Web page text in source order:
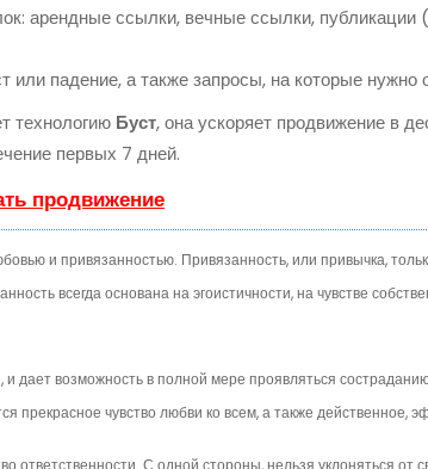
арендные ссылки, вечные ссылки, публикации
падение, а также запросы, на которые нужно
технологию Буст, она ускоряет продвижение в
первых 7 дней.
продвижение
и привязанностью. Привязанность, или привычка,
всегда основана на эгоистичнос­ти, на чувстве
и дает возможность в полной мере прояв­ляться
прекрасное чувство любви ко всем, а также действенное,
ответствен­ности. С одной стороны, нельзя уклоняться от